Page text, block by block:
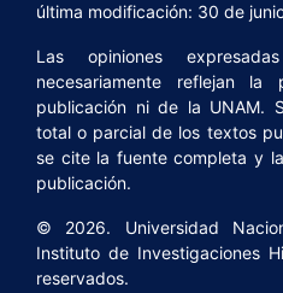
última modificación: 30 de
Las opiniones
necesariamente reflejan
publicación ni de la UNAM.
total o parcial de los textos
se cite la fuente completa y
publicación.
© 2026. Universidad
Instituto de Investigaciones
reservados.